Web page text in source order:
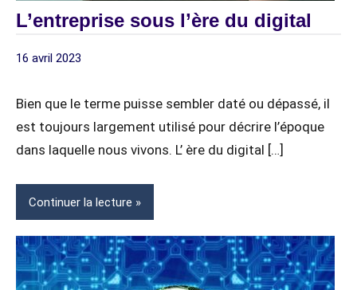
L’entreprise sous l’ère du digital
ARTIFICIELLE
(IA)
16 avril 2023
Bien que le terme puisse sembler daté ou dépassé, il
est toujours largement utilisé pour décrire l’époque
dans laquelle nous vivons. L’ ère du digital […]
Continuer la lecture